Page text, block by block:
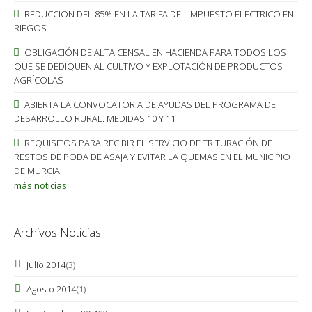
REDUCCION DEL 85% EN LA TARIFA DEL IMPUESTO ELECTRICO EN
RIEGOS
OBLIGACIÓN DE ALTA CENSAL EN HACIENDA PARA TODOS LOS
QUE SE DEDIQUEN AL CULTIVO Y EXPLOTACIÓN DE PRODUCTOS
AGRÍCOLAS
ABIERTA LA CONVOCATORIA DE AYUDAS DEL PROGRAMA DE
DESARROLLO RURAL. MEDIDAS 10 Y 11
REQUISITOS PARA RECIBIR EL SERVICIO DE TRITURACIÓN DE
RESTOS DE PODA DE ASAJA Y EVITAR LA QUEMAS EN EL MUNICIPIO
DE MURCIA..
más noticias
Archivos Noticias
Julio 2014(3)
Agosto 2014(1)